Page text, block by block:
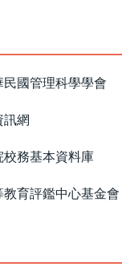
國管理科學學會
訊網
校務基本資料庫
教育評鑑中心基金會